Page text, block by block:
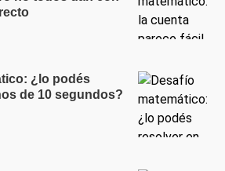
¿lo podés
de 10 segundos?